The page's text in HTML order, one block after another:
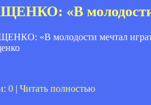
«В
0 | Читать полностью